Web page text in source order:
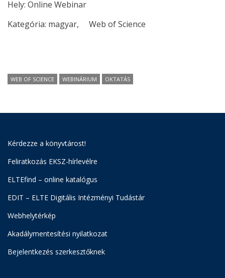
Hely: Online Webinar
Kategória: magyar, Web of Science
WEB OF SCIENCE WEBINÁRIUM OKTATÁS
Kérdezze a könyvtárost!
Feliratkozás EKSZ-hírlevélre
ELTEfind – online katalógus
EDIT – ELTE Digitális Intézményi Tudástár
Webhelytérkép
Akadálymentesítési nyilatkozat
Bejelentkezés szerkesztőknek